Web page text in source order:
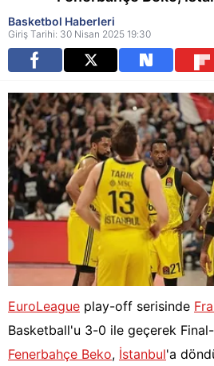
Basketbol Haberleri
Giriş Tarihi: 30 Nisan 2025 19:30
EuroLeague play-off serisinde
Basketball'u 3-0 ile geçerek
Fenerbahçe Beko, İstanbul'a